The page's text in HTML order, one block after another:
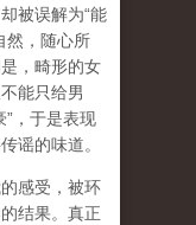
被误解为“能
然，随心所
，畸形的女
能只给男
” ，于是表现
谣的味道。
感受，被环
结果。真正